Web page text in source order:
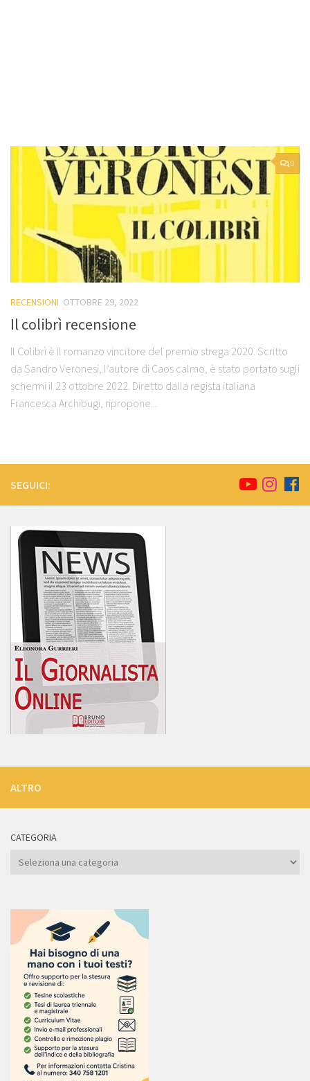
0
RECENSIONI OTTOBRE 29, 2022
Il colibrì recensione
Il Colibrì è il romanzo vincitore del premio strega 2020. Scritto
da Sandro Veronesi, l’autore di Caos calmo, è stato portato sugli
schermi il 23 ottobre 2022. Diretto dalla regista italiana
Francesca Archibugi, ripropone...
SEGUICI:
ALTRO
CATEGORIA
Categoria